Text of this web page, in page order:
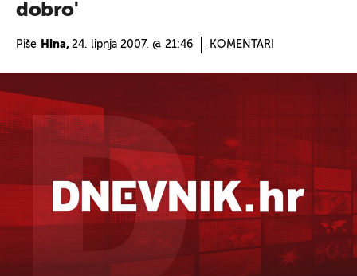
dobro'
Piše Hina, 24. lipnja 2007. @ 21:46 KOMENTARI